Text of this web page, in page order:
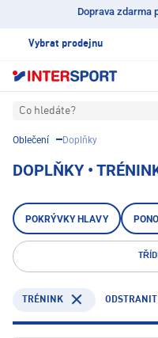
Doprava zdarma
Vybrat prodejnu
Co hledáte?
Oblečení Doplňky
DOPLŇKY •
POKRÝVKY HLAVY
TRÉNINK